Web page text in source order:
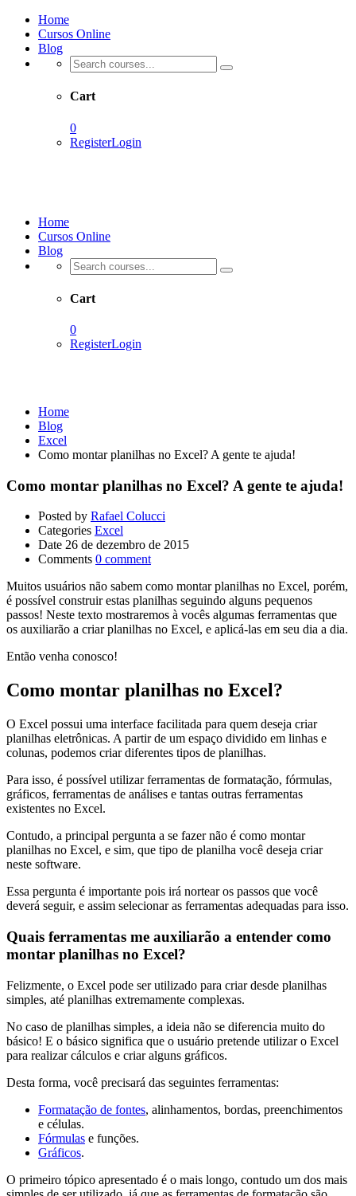
Home
Cursos Online
Blog
Cart
0
RegisterLogin
Home
Cursos Online
Blog
Cart
0
RegisterLogin
Home
Blog
Excel
Como montar planilhas no Excel? A gente te ajuda!
Como montar planilhas no Excel? A gente te ajuda!
Posted by Rafael Colucci
Categories Excel
Date 26 de dezembro de 2015
Comments 0 comment
Muitos usuários não sabem como montar planilhas no Excel, porém,
é possível construir estas planilhas seguindo alguns pequenos
passos! Neste texto mostraremos à vocês algumas ferramentas que
os auxiliarão a criar planilhas no Excel, e aplicá-las em seu dia a dia.
Então venha conosco!
Como montar planilhas no Excel?
O Excel possui uma interface facilitada para quem deseja criar
planilhas eletrônicas. A partir de um espaço dividido em linhas e
colunas, podemos criar diferentes tipos de planilhas.
Para isso, é possível utilizar ferramentas de formatação, fórmulas,
gráficos, ferramentas de análises e tantas outras ferramentas
existentes no Excel.
Contudo, a principal pergunta a se fazer não é como montar
planilhas no Excel, e sim, que tipo de planilha você deseja criar
neste software.
Essa pergunta é importante pois irá nortear os passos que você
deverá seguir, e assim selecionar as ferramentas adequadas para isso.
Quais ferramentas me auxiliarão a entender como
montar planilhas no Excel?
Felizmente, o Excel pode ser utilizado para criar desde planilhas
simples, até planilhas extremamente complexas.
No caso de planilhas simples, a ideia não se diferencia muito do
básico! E o básico significa que o usuário pretende utilizar o Excel
para realizar cálculos e criar alguns gráficos.
Desta forma, você precisará das seguintes ferramentas:
Formatação de fontes, alinhamentos, bordas, preenchimentos
e células.
Fórmulas e funções.
Gráficos.
O primeiro tópico apresentado é o mais longo, contudo um dos mais